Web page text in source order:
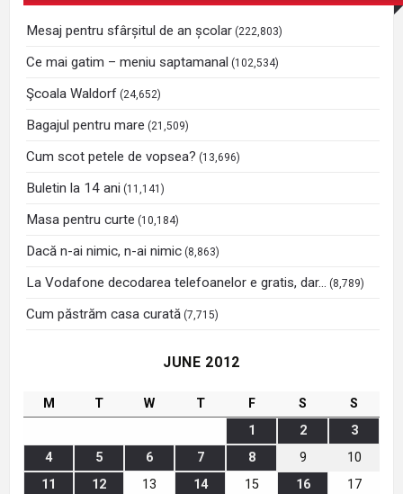
Mesaj pentru sfârșitul de an școlar (222,803)
Ce mai gatim – meniu saptamanal (102,534)
Şcoala Waldorf (24,652)
Bagajul pentru mare (21,509)
Cum scot petele de vopsea? (13,696)
Buletin la 14 ani (11,141)
Masa pentru curte (10,184)
Dacă n-ai nimic, n-ai nimic (8,863)
La Vodafone decodarea telefoanelor e gratis, dar… (8,789)
Cum păstrăm casa curată (7,715)
JUNE 2012
M T W T F S
S
1
2
3
4
5 6 7 8 9
10
11
12 13 14 15 16
17